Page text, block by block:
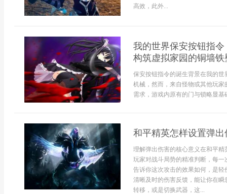
高效，此外...
我的世界保安按钮指
构筑虚拟家园的铜墙铁
保安按钮指令的诞生背景在我的
机械，然而，来自怪物或其他玩
需求，游戏内原有的门与锁略显
和平精英怎样设置弹
理解弹出伤害的核心意义在和平
玩家对战斗局势的精准判断，每
告诉你这次攻击的效果如何，是
清晰及时的伤害反馈，能让你在
转移，或是切换武器，这...